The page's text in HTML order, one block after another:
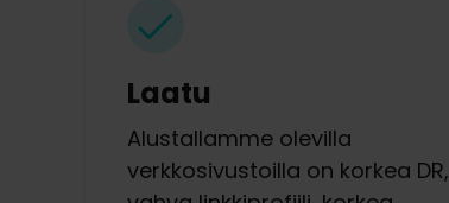
Laatu
Alustallamme olevilla
verkkosivustoilla on korkea DR,